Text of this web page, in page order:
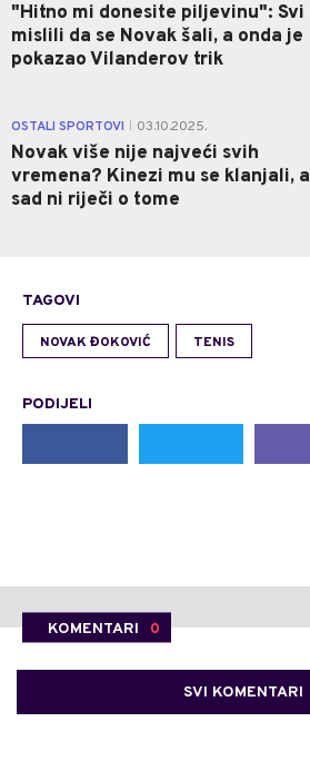
"Hitno mi donesite piljevinu": Svi
mislili da se Novak šali, a onda je
pokazao Vilanderov trik
OSTALI SPORTOVI 03.10.2025.
Novak više nije najveći svih
vremena? Kinezi mu se klanjali, a
sad ni riječi o tome
TAGOVI
NOVAK ĐOKOVIĆ TENIS
PODIJELI
KOMENTARI 0
SVI KOMENTARI